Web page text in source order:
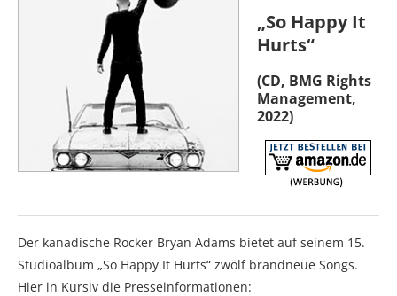
„So Happy It
Hurts“
(CD, BMG Rights
Management,
2022)
Der kanadische Rocker Bryan Adams bietet auf seinem 15.
Studioalbum „So Happy It Hurts“ zwölf brandneue Songs.
Hier in Kursiv die Presseinformationen: